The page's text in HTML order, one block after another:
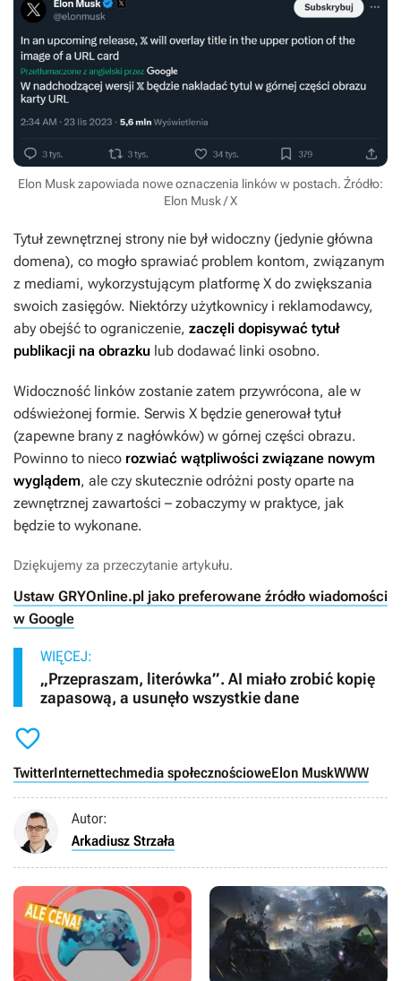
Elon Musk zapowiada nowe oznaczenia linków w postach. Źródło:
Elon Musk / X
Tytuł zewnętrznej strony nie był widoczny (jedynie główna
domena), co mogło sprawiać problem kontom, związanym
z mediami, wykorzystującym platformę X do zwiększania
swoich zasięgów. Niektórzy użytkownicy i reklamodawcy,
aby obejść to ograniczenie, zaczęli dopisywać tytuł
publikacji na obrazku lub dodawać linki osobno.
Widoczność linków zostanie zatem przywrócona, ale w
odświeżonej formie. Serwis X będzie generował tytuł
(zapewne brany z nagłówków) w górnej części obrazu.
Powinno to nieco rozwiać wątpliwości związane nowym
wyglądem, ale czy skutecznie odróżni posty oparte na
zewnętrznej zawartości – zobaczymy w praktyce, jak
będzie to wykonane.
Dziękujemy za przeczytanie artykułu.
Ustaw GRYOnline.pl jako preferowane źródło wiadomości
w Google
WIĘCEJ:
„Przepraszam, literówka”. AI miało zrobić kopię
zapasową, a usunęło wszystkie dane

TwitterInternettechmedia społecznościoweElon MuskWWW
Autor:
Arkadiusz Strzała